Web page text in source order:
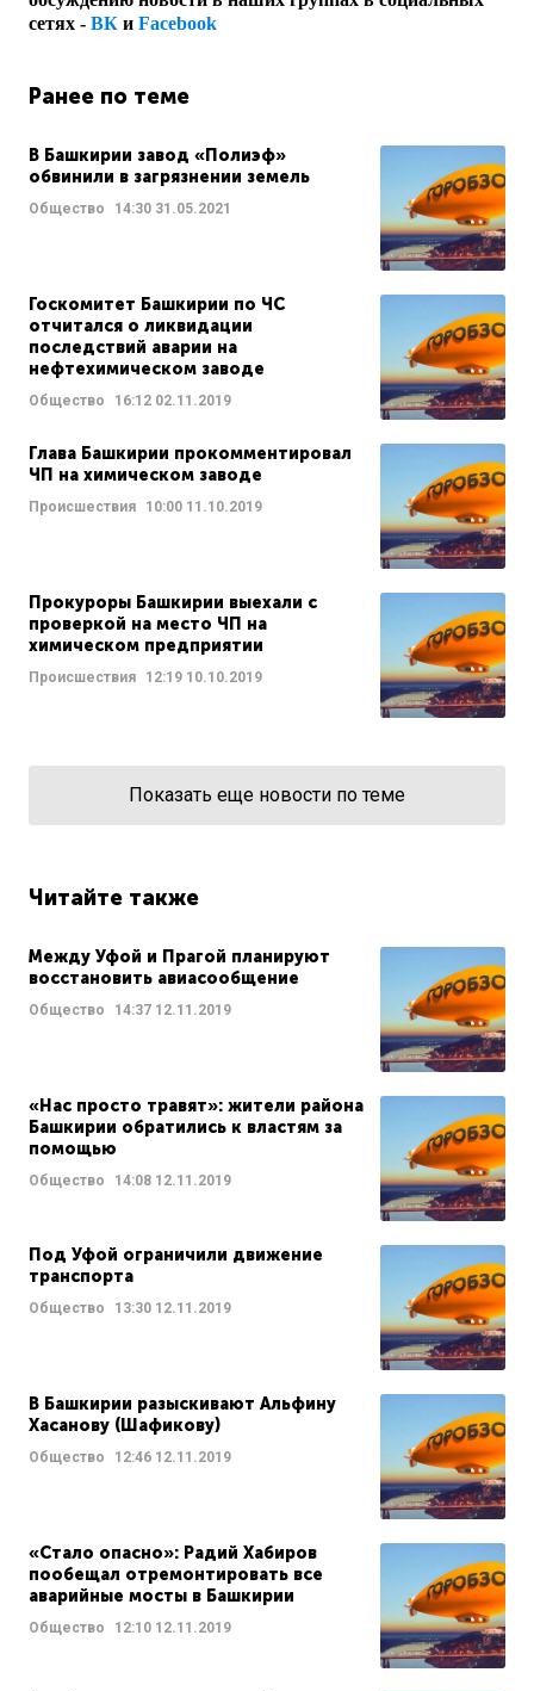
сетях - ВК и Facebook
Ранее по теме
В Башкирии завод «Полиэф»
обвинили в загрязнении земель
Общество 14:30 31.05.2021
Госкомитет Башкирии по ЧС
отчитался о ликвидации
последствий аварии на
нефтехимическом заводе
Общество 16:12 02.11.2019
Глава Башкирии прокомментировал
ЧП на химическом заводе
Происшествия 10:00 11.10.2019
Прокуроры Башкирии выехали с
проверкой на место ЧП на
химическом предприятии
Происшествия 12:19 10.10.2019
Показать еще новости по теме
Читайте также
Между Уфой и Прагой планируют
восстановить авиасообщение
Общество 14:37 12.11.2019
«Нас просто травят»: жители района
Башкирии обратились к властям за
помощью
Общество 14:08 12.11.2019
Под Уфой ограничили движение
транспорта
Общество 13:30 12.11.2019
В Башкирии разыскивают Альфину
Хасанову (Шафикову)
Общество 12:46 12.11.2019
«Стало опасно»: Радий Хабиров
пообещал отремонтировать все
аварийные мосты в Башкирии
Общество 12:10 12.11.2019